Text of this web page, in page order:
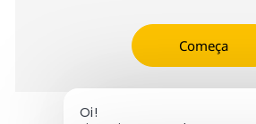
Começa
Oi!